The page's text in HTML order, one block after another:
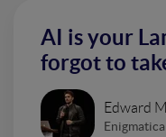
AI is your
forgot to
Edward
Enigmatica